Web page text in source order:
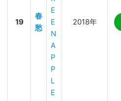
19
春
愁
E
E
N
A
P
P
L
E
2018年